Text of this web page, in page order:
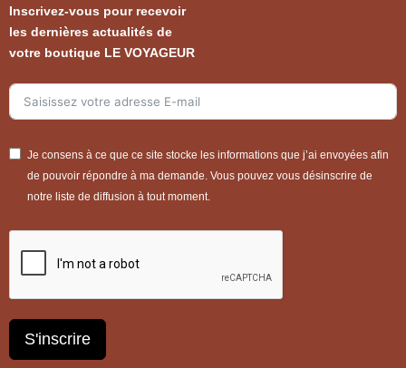
Inscrivez-vous pour recevoir
les dernières actualités de
votre boutique LE VOYAGEUR
Je consens à ce que ce site stocke les informations que j’ai envoyées afin
de pouvoir répondre à ma demande. Vous pouvez vous désinscrire de
notre liste de diffusion à tout moment.
S'inscrire